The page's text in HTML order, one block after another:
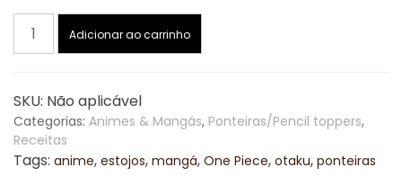
One
Piece:
crochê
e
Ponteiras
(Português)
Adicionar ao carrinho
SKU: Não aplicável
Categorias: Animes & Mangás, Ponteiras/Pencil toppers,
Receitas
Tags: anime, estojos, mangá, One Piece, otaku, ponteiras